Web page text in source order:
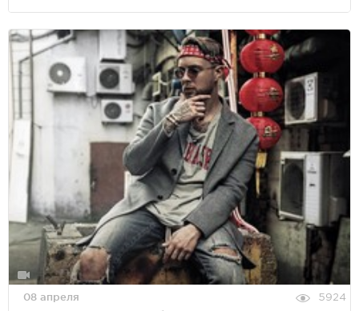
08 апреля 5924